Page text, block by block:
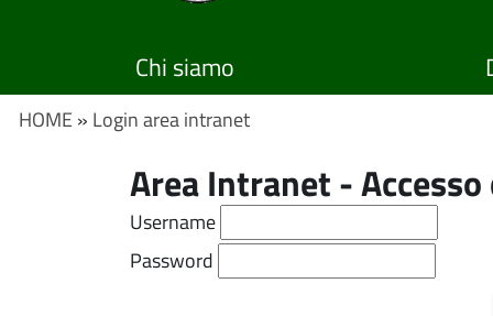
Chi siamo
HOME » Login area intranet
Area Intranet -
Username
Password